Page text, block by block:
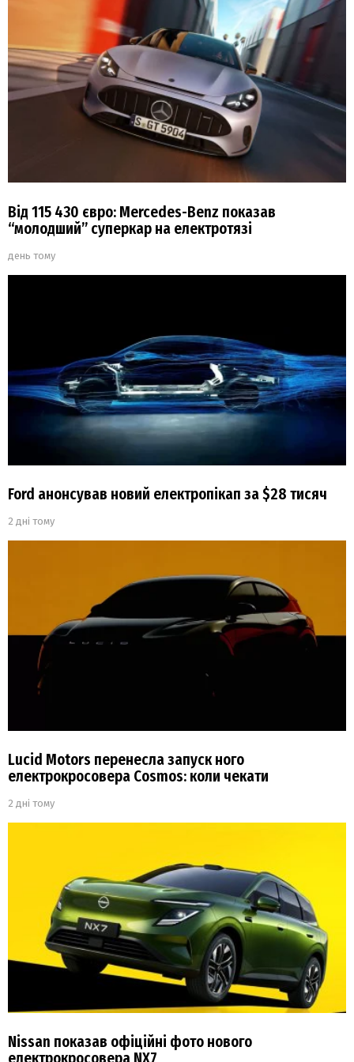
Від 115 430 євро: Mercedes-Benz показав
“молодший” суперкар на електротязі
день тому
Ford анонсував новий електропікап за $28 тисяч
2 дні тому
Lucid Motors перенесла запуск ного
електрокросовера Cosmos: коли чекати
2 дні тому
Nissan показав офіційні фото нового